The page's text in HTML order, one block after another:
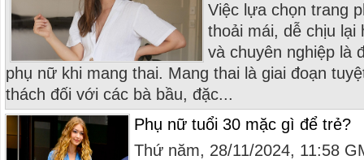
Việc lựa chọn trang
thoải mái, dễ chịu
và chuyên nghiệp là
phụ nữ khi mang thai. Mang thai là giai đoạn
thách đối với các bà bầu, đặc...
Phụ nữ tuổi 30 mặc gì để trẻ?
Thứ năm, 28/11/2024, 11:58